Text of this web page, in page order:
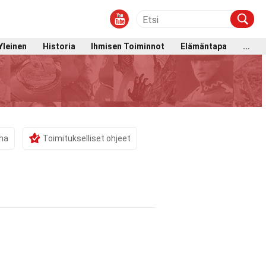
Historia Ihmisen Toiminnot Elämäntapa ...
Toimitukselliset ohjeet